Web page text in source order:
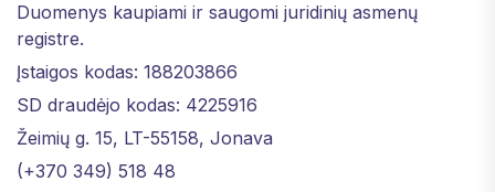
Duomenys kaupiami ir saugomi juridinių asmenų
registre.
Įstaigos kodas: 188203866
SD draudėjo kodas: 4225916
Žeimių g. 15, LT-55158, Jonava
(+370 349) 518 48